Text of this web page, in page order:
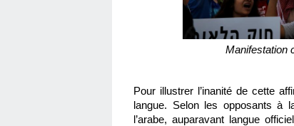
Manifestation
Pour illustrer l’inanité de cette
langue. Selon les opposants à
l’arabe, auparavant langue